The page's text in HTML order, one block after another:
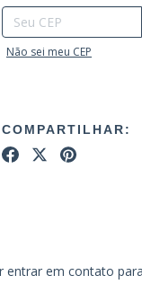
Não sei meu CEP
COMPARTILHAR:
em contato